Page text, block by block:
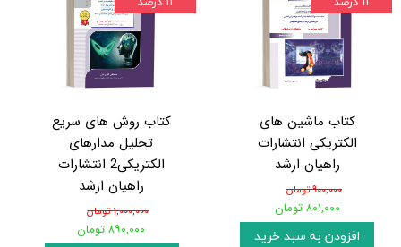
کتاب ماشین های
الکتریکی انتشارات
راهیان ارشد
۹۰۰,۰۰۰ تومان
۸۰۱,۰۰۰ تومان
افزودن به سبد خرید
کتاب روش های سریع
تحلیل مدارهای
الکتریکی2 انتشارات
راهیان ارشد
۱,۰۰۰,۰۰۰ تومان
۸۹۰,۰۰۰ تومان